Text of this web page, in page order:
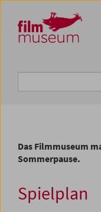
Zum Inhalt
Zum Hauptmenü
Zur Servicenavigation
Zum Suche
Das Filmmuseum
Sommerpause.
Spielplan